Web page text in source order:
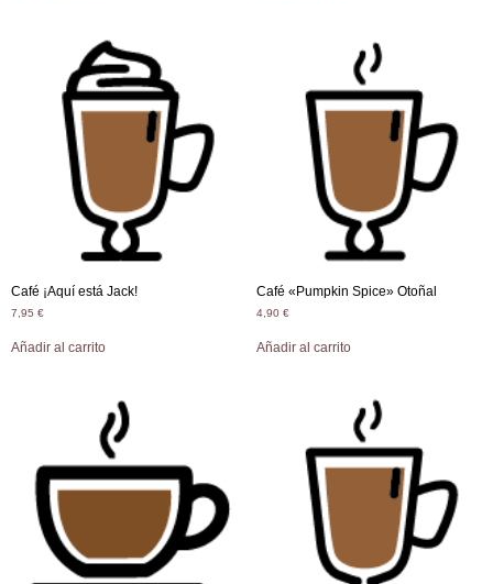
Café ¡Aquí está Jack!
7,95 €
Añadir al carrito
Café «Pumpkin Spice» Otoñal
4,90 €
Añadir al carrito